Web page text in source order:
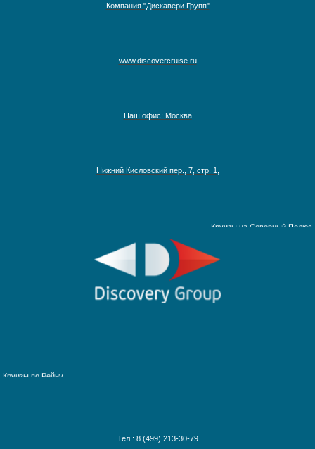
Компания "Дискавери Групп"
www.discovercruise.ru
Наш офис: Москва
Нижний Кисловский пер., 7, стр. 1,
Тел.: 8 (499) 213-30-79